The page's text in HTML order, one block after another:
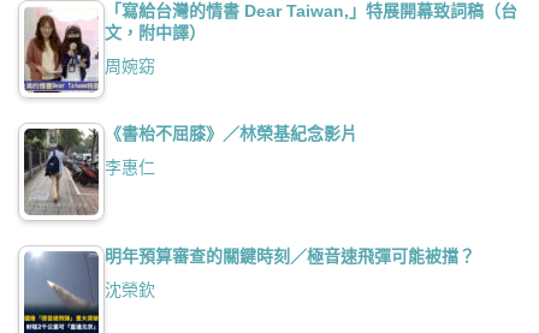
「寫給台灣的情書 Dear Taiwan,」特展開幕致詞稿（台
文，附中譯）
周婉窈
《書枱不屈膝》／林榮基紀念影片
李惠仁
明年預算審查的關鍵時刻／極音速飛彈可能被擋？
沈榮欽